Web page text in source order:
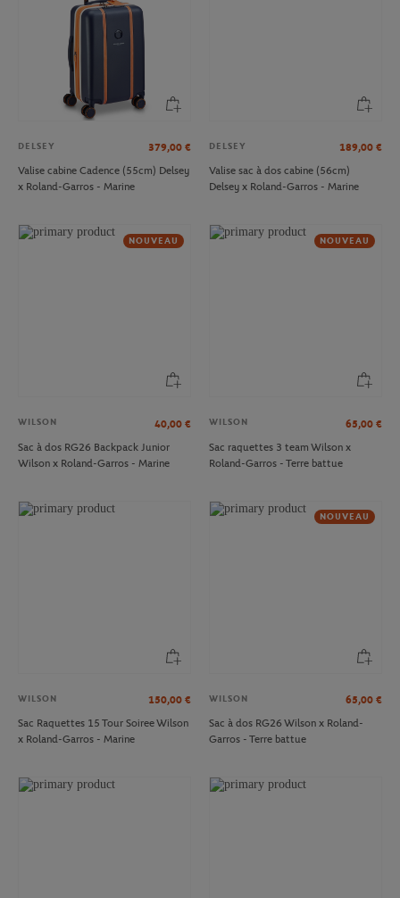
DELSEY 379,00 €
Valise cabine Cadence (55cm) Delsey
x Roland-Garros - Marine
DELSEY 189,00 €
Valise sac à dos cabine (56cm)
Delsey x Roland-Garros - Marine
NOUVEAU
WILSON 40,00 €
Sac à dos RG26 Backpack Junior
Wilson x Roland-Garros - Marine
NOUVEAU
WILSON 65,00 €
Sac raquettes 3 team Wilson x
Roland-Garros - Terre battue
WILSON 150,00 €
Sac Raquettes 15 Tour Soiree Wilson
x Roland-Garros - Marine
NOUVEAU
WILSON 65,00 €
Sac à dos RG26 Wilson x Roland-
Garros - Terre battue